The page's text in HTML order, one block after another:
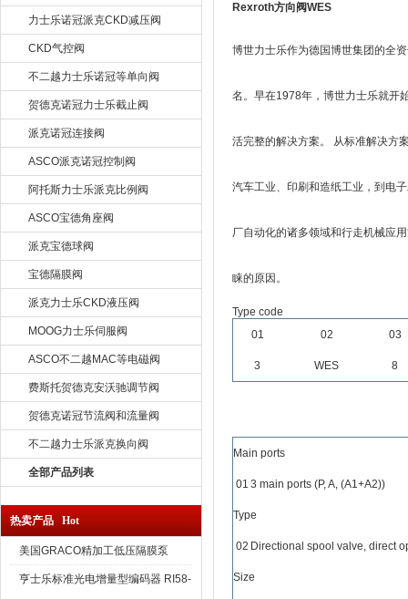
力士乐诺冠派克CKD减压阀
CKD气控阀
不二越力士乐诺冠等单向阀
贺德克诺冠力士乐截止阀
派克诺冠连接阀
ASCO派克诺冠控制阀
阿托斯力士乐派克比例阀
ASCO宝德角座阀
派克宝德球阀
宝德隔膜阀
派克力士乐CKD液压阀
MOOG力士乐伺服阀
ASCO不二越MAC等电磁阀
费斯托贺德克安沃驰调节阀
贺德克诺冠节流阀和流量阀
不二越力士乐派克换向阀
全部产品列表
热卖产品 Hot
美国GRACO精加工低压隔膜泵
亨士乐标准光电增量型编码器 RI58-
Rexroth方向阀WES
博世力士乐作为德国博世集团的全
名。早在1978年，博世力士乐就开
活完整的解决方案。 从标准解决方
汽车工业、印刷和造纸工业，到电
厂自动化的诸多领域和行走机械应
睐的原因。
Type code
01
02 03
3 WES 8
Main ports
01 3 main ports (P, A, (A1+A2))
Type
02 Directional spool valve, direct
Size